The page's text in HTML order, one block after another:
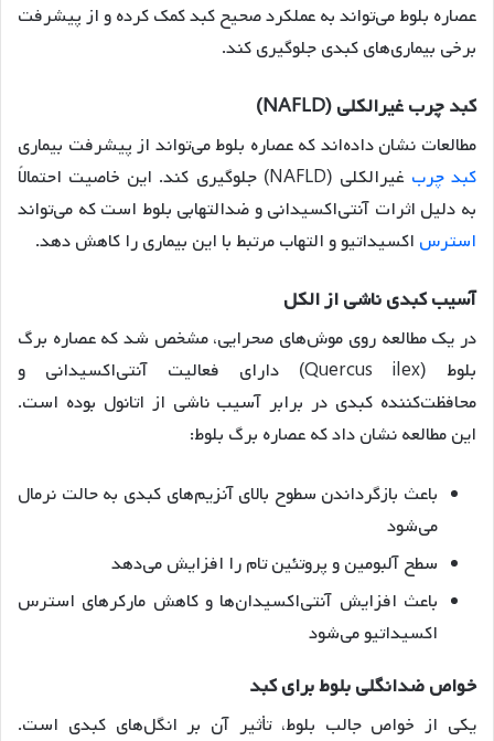
عصاره بلوط می‌تواند به عملکرد صحیح کبد کمک کرده و از پیشرفت
برخی بیماری‌های کبدی جلوگیری کند.
کبدچربغیرالکلی(NAFLD)
مطالعات نشان داده‌اند که عصاره بلوط می‌تواند از پیشرفت بیماری
کبد چرب غیرالکلی (NAFLD) جلوگیری کند
. این خاصیت احتمالاً
به دلیل اثرات آنتی‌اکسیدانی و ضدالتهابی بلوط است که می‌تواند
استرس اکسیداتیو و التهاب مرتبط با این بیماری را کاهش دهد.
آسیبکبدیناشیازالکل
در یک مطالعه روی موش‌های صحرایی، مشخص شد که عصاره برگ
بلوط (Quercus ilex) دارای فعالیت آنتی‌اکسیدانی و
محافظت‌کننده کبدی در برابر آسیب ناشی از اتانول بوده است.
این مطالعه نشان داد که عصاره برگ بلوط:
باعث بازگرداندن سطوح بالای آنزیم‌های کبدی به حالت نرمال
می‌شود
سطح آلبومین و پروتئین تام را افزایش می‌دهد
باعث افزایش آنتی‌اکسیدان‌ها و کاهش مارکرهای استرس
اکسیداتیو می‌شود
خواصضدانگلیبلوطبرایکبد
یکی از خواص جالب بلوط، تأثیر آن بر انگل‌های کبدی است.